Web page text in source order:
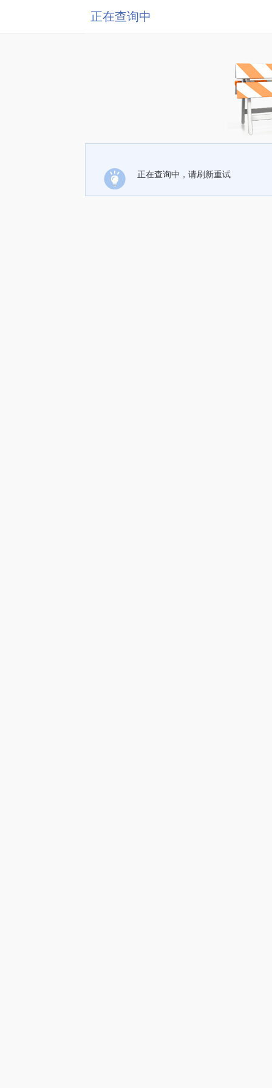
正在查询中
正在查询中，请刷新重试